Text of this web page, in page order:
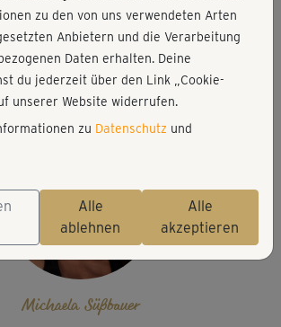
Michaela Süßbauer
zu den von uns verwendeten Arten
Anbietern und die Verarbeitung
Daten erhalten. Deine
du jederzeit über den Link „Cookie-
unserer Website widerrufen.
zu Datenschutz und
Alle
ablehnen
Alle
akzeptieren